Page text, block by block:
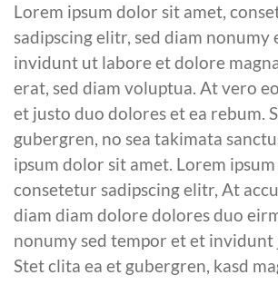
Lorem ipsum dolor sit amet,
sadipscing elitr, sed diam
invidunt ut labore et dolore
erat, sed diam voluptua. At vero
et justo duo dolores et ea rebum.
gubergren, no sea takimata
ipsum dolor sit amet. Lorem
consetetur sadipscing elitr, At
diam diam dolore dolores duo
nonumy sed tempor et et
Stet clita ea et gubergren, kasd